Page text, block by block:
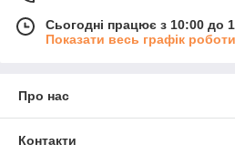
Сьогодні працює з 10:00 до
Показати весь графік роботи
Про нас
Контакти